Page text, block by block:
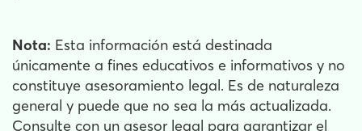
Nota: Esta información está destinada
únicamente a fines educativos e informativos y no
constituye asesoramiento legal. Es de naturaleza
general y puede que no sea la más actualizada.
Consulte con un asesor legal para garantizar el